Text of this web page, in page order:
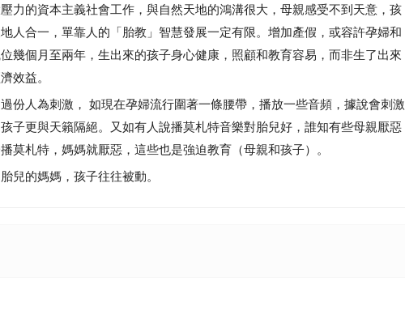
力的資本主義社會工作，與自然天地的鴻溝很大，母親感受不到天意，孩
人合一，單靠人的「胎教」智慧發展一定有限。增加產假，或容許孕婦和
幾個月至兩年，生出來的孩子身心健康，照顧和教育容易，而非生了出來
效益。
份人為刺激， 如現在孕婦流行圍著一條腰帶，播放一些音頻，據說會刺激
子更與天籟隔絕。又如有人說播莫札特音樂對胎兒好，誰知有些母親厭惡
莫札特，媽媽就厭惡，這些也是強迫教育（母親和孩子）。
兒的媽媽，孩子往往被動。